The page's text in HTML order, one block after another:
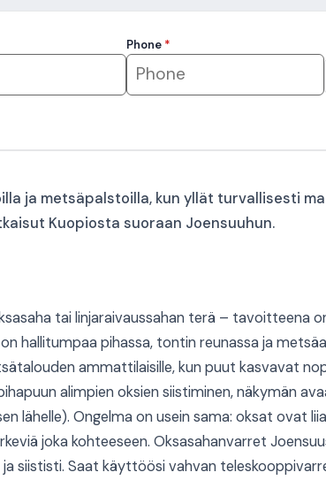
Phone *
ja metsäpalstoilla, kun yllät turvallisesti
Kuopiosta suoraan Joensuuhun.
tai linjaraivaussahan terä – tavoitteena
hallitumpaa pihassa, tontin reunassa ja
ammattilaisille, kun puut kasvavat
alimpien oksien siistiminen, näkymän
lähelle). Ongelma on usein sama: oksat ovat
joka kohteeseen. Oksasahanvarret
siististi. Saat käyttöösi vahvan